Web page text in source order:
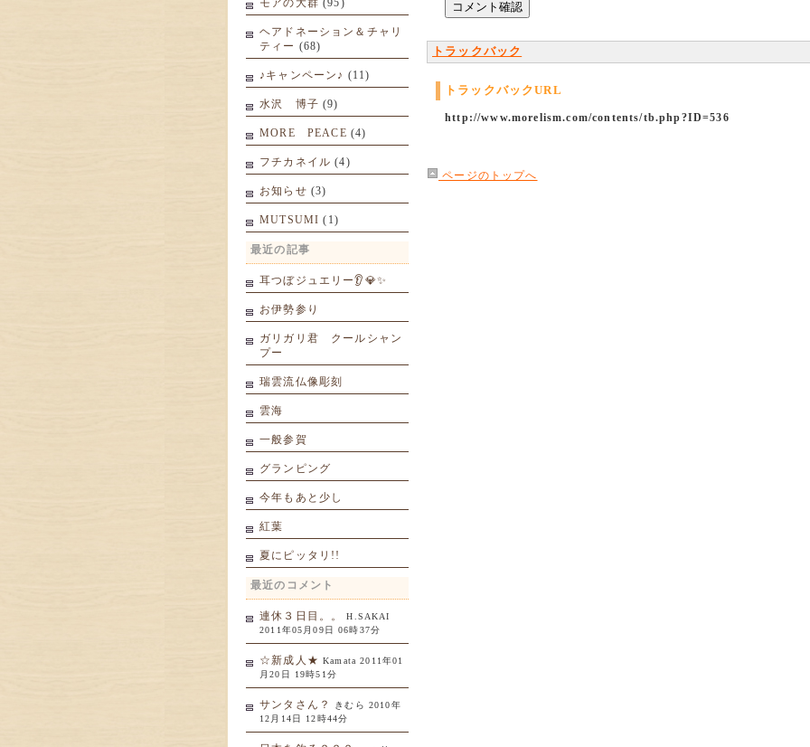
モアの大群 (95)
ヘアドネーション＆チャリ
ティー (68)
♪キャンペーン♪ (11)
水沢 博子 (9)
MORE PEACE (4)
フチカネイル (4)
お知らせ (3)
MUTSUMI (1)
最近の記事
耳つぼジュエリー👂💎✨
お伊勢参り
ガリガリ君 クールシャン
プー
瑞雲流仏像彫刻
雲海
一般参賀
グランピング
今年もあと少し
紅葉
夏にピッタリ!!
最近のコメント
連休３日目。。 H.SAKAI
2011年05月09日 06時37分
☆新成人★ Kamata 2011年01
月20日 19時51分
サンタさん？ きむら 2010年
12月14日 12時44分
トラックバック
トラックバックURL
http://www.morelism.com/contents/tb.php?ID=536
ページのトップへ